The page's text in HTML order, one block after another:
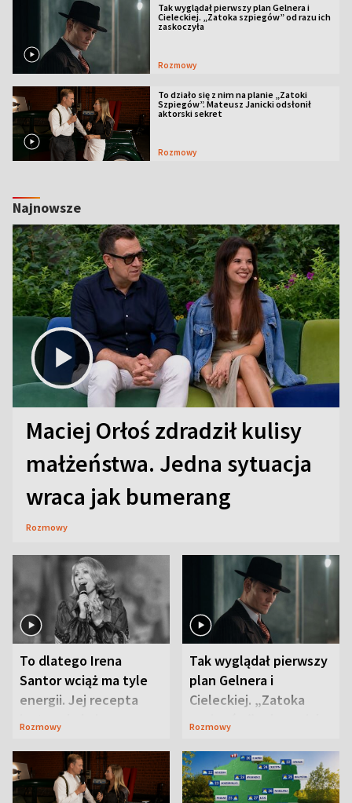
Tak wyglądał pierwszy plan Gelnera i
Cieleckiej. „Zatoka szpiegów” od razu ich
zaskoczyła
Rozmowy
To działo się z nim na planie „Zatoki
Szpiegów”. Mateusz Janicki odsłonił
aktorski sekret
Rozmowy
Najnowsze
Maciej Orłoś zdradził kulisy
małżeństwa. Jedna sytuacja
wraca jak bumerang
Rozmowy
To dlatego Irena
Santor wciąż ma tyle
energii. Jej recepta
jest zaskakująco
Rozmowy
Tak wyglądał pierwszy
plan Gelnera i
Cieleckiej. „Zatoka
szpiegów” od razu ich
Rozmowy